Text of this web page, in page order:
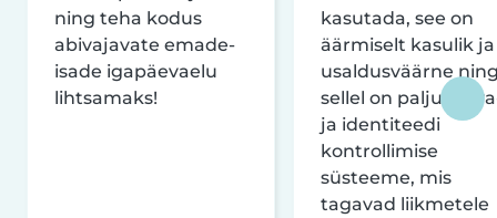
ning teha kodus
abivajavate emade-
isade igapäevaelu
lihtsamaks!
kasutada, see on
äärmiselt kasulik ja
usaldusväärne
sellel on palju
ja identiteedi
kontrollimise
süsteeme, mis
tagavad liikmetele